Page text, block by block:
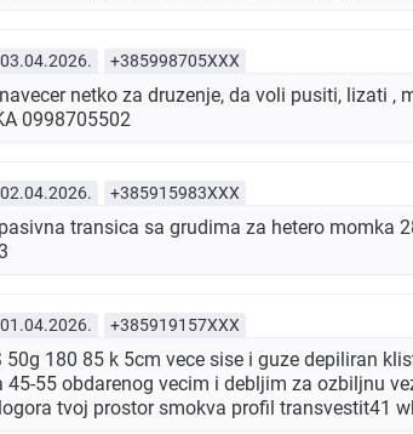
03.04.2026. +385998705XXX
netko za druzenje, da voli pusiti, lizati ,
0998705502
02.04.2026. +385915983XXX
transica sa grudima za hetero momka
01.04.2026. +385919157XXX
50g 180 85 k 5cm vece sise i guze depiliran
45-55 obdarenog vecim i debljim za ozbiljnu
tvoj prostor smokva profil transvestit41